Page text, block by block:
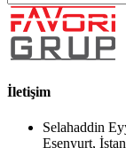
İletişim
Selahaddin
Esenyurt,